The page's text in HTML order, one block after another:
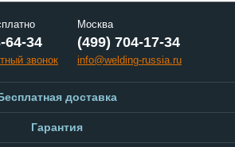
64-34
звонок
Москва
(499) 704-17-34
info@welding-russia.ru
доставка
Гарантия